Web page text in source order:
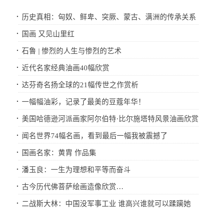
· 历史真相：匈奴、鲜卑、突厥、蒙古、满洲的传承关系
· 国画 又见山里红
· 石鲁 | 惨烈的人生与惨烈的艺术
· 近代名家经典油画40幅欣赏
· 达芬奇名扬全球的21幅传世之作赏析
· 一幅幅油彩，记录了最美的豆蔻年华！
· 美国哈德逊河派画家阿尔伯特·比尔施塔特风景油画欣赏
· 闻名世界74幅名画，看到最后一幅我被震撼了
· 国画名家：黄胄 作品集
· 潘玉良：一生为理想和平等而奋斗
· 古今历代佛菩萨绘画造像欣赏…
· 二战斯大林：中国没军事工业 谁高兴谁就可以蹂躏她